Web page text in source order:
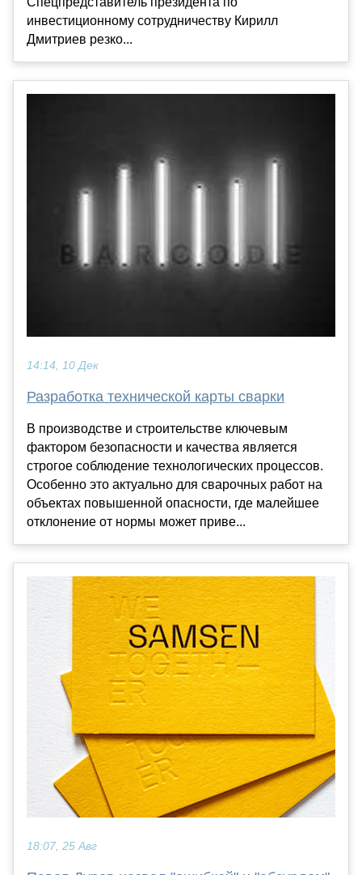
инвестиционному сотрудничеству Кирилл
Дмитриев резко...
14:14, 10 Дек
Разработка технической карты сварки
В производстве и строительстве ключевым
фактором безопасности и качества является
строгое соблюдение технологических процессов.
Особенно это актуально для сварочных работ на
объектах повышенной опасности, где малейшее
отклонение от нормы может приве...
18:07, 25 Авг